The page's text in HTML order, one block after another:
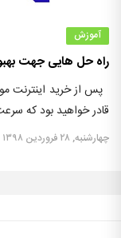
آموزش
راه حل هایی جهت
پس از خرید اینترنت
قادر خواهید بود که
چهارشنبه, ۲۸ فروردین ۱۳۹۸